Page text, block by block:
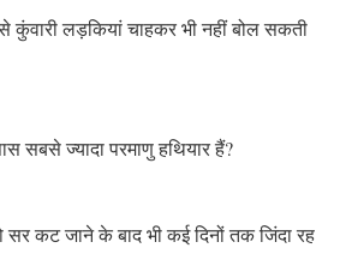
कुंवारी लड़कियां चाहकर भी नहीं बोल सकती
सबसे ज्यादा परमाणु हथियार हैं?
सर कट जाने के बाद भी कई दिनों तक जिंदा रह